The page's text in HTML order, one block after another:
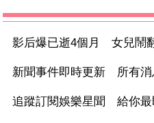
影后爆已逝4個月 女兒鬧
新聞事件即時更新 所有消
追蹤訂閱娛樂星聞 給你最